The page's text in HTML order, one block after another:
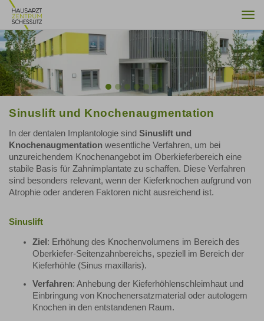
Previous
Sinuslift und Knochenaugmentation
In der dentalen Implantologie sind Sinuslift und
Knochenaugmentation wesentliche Verfahren, um bei
unzureichendem Knochenangebot im Oberkieferbereich eine
stabile Basis für Zahnimplantate zu schaffen. Diese Verfahren
sind besonders relevant, wenn der Kieferknochen aufgrund von
Atrophie oder anderen Faktoren nicht ausreichend ist.
Sinuslift
Ziel : Erhöhung des Knochenvolumens im Bereich des
Oberkiefer-Seitenzahnbereichs, speziell im Bereich der
Kieferhöhle (Sinus maxillaris).
Verfahren: Anhebung der Kieferhöhlenschleimhaut und
Einbringung von Knochenersatzmaterial oder autologem
Knochen in den entstandenen Raum.